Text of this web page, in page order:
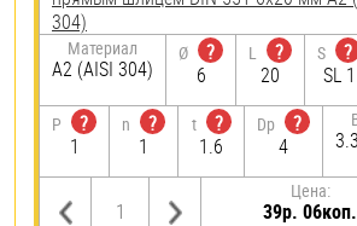
304)
Материал
А2 (AISI 304)
Ø
?
6
L
?
20
S
?
SL 1
P
?
1
n
?
1
t
?
1.6
Dp
?
4
Цена:
39р. 06коп.